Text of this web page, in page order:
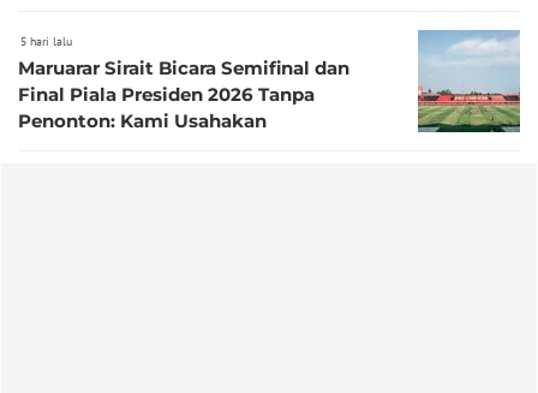
5 hari lalu
Maruarar Sirait Bicara Semifinal dan
Final Piala Presiden 2026 Tanpa
Penonton: Kami Usahakan